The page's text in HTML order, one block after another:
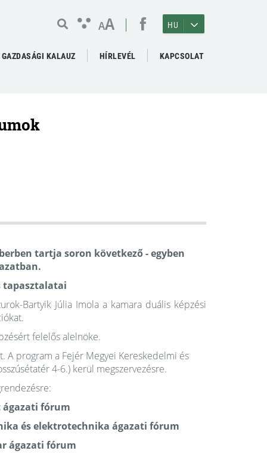
AA HU
GAZDASÁGI KALAUZ HÍRLEVÉL KAPCSOLAT
tartja soron következő - egyben
tapasztalatai
Bartyik Júlia Imola a kamara duális képzési
felelős alelnöke.
A program a Fejér Megyei Kereskedelmi és
4-6.) kerül megszervezésre.
ágazati fórum
és elektrotechnika ágazati fórum
ágazati fórum